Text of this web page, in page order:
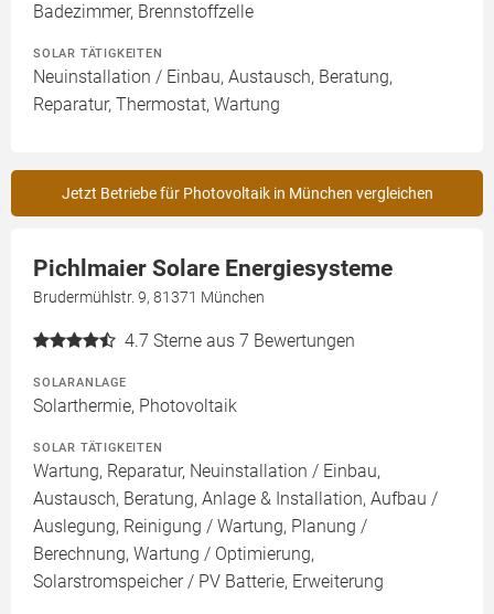
Badezimmer, Brennstoffzelle
SOLAR TÄTIGKEITEN
Neuinstallation / Einbau, Austausch, Beratung,
Reparatur, Thermostat, Wartung
Jetzt Betriebe für Photovoltaik in München vergleichen
Pichlmaier Solare Energiesysteme
Brudermühlstr. 9, 81371 München
4.7 Sterne aus 7 Bewertungen
SOLARANLAGE
Solarthermie, Photovoltaik
SOLAR TÄTIGKEITEN
Wartung, Reparatur, Neuinstallation / Einbau,
Austausch, Beratung, Anlage & Installation, Aufbau /
Auslegung, Reinigung / Wartung, Planung /
Berechnung, Wartung / Optimierung,
Solarstromspeicher / PV Batterie, Erweiterung